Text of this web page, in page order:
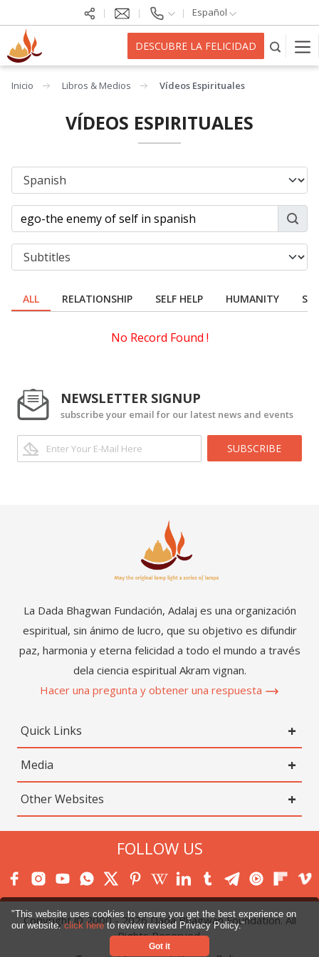
"This website uses cookies to ensure you get the best experience on
our website.click hereto review revised Privacy Policy."
Got it
Español
DESCUBRE LA FELICIDAD
Inicio Libros & Medios Vídeos Espirituales
VÍDEOS ESPIRITUALES
ALL RELATIONSHIP SELF HELP HUMANITY
No Record Found !
NEWSLETTER SIGNUP
subscribe your email for our latest news and events
SUBSCRIBE
La Dada Bhagwan Fundación, Adalaj es una organización
espiritual, sin ánimo de lucro, que su objetivo es difundir
paz, harmonia y eterna felicidad a todo el mundo a través
dela ciencia espiritual Akram vignan.
Hacer una pregunta y obtener una respuesta
Quick Links
Media
Other Websites
FOLLOW US
Copyright © 2000 -2026Dada Bhagwan Foundation. All
Rights Reserved.